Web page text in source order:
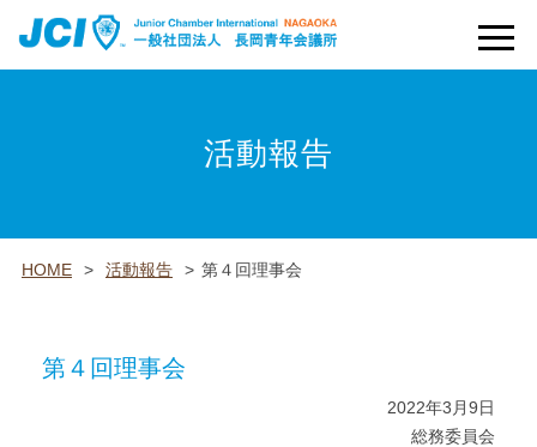
お問い合わせ
活動報告
HOME > 活動報告 > 第４回理事会
第４回理事会
2022年3月9日
総務委員会